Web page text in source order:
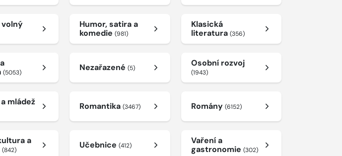
volný
Humor, satira a
komedie(981)
Klasická
literatura (356)
(5053) Nezařazené(5) Osobní rozvoj
(1943)
mládež Romantika(3467) Romány (6152)
a
(842) Učebnice(412)
Vaření a
gastronomie (302)